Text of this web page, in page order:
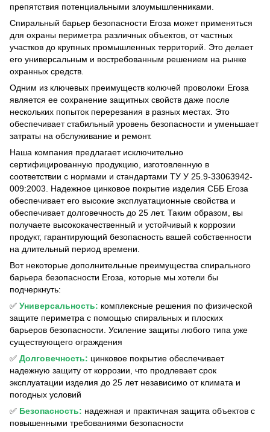
препятствия потенциальными злоумышленниками.
Спиральный барьер безопасности Егоза может применяться
для охраны периметра различных объектов, от частных
участков до крупных промышленных территорий. Это делает
его универсальным и востребованным решением на рынке
охранных средств.
Одним из ключевых преимуществ колючей проволоки Егоза
является ее сохранение защитных свойств даже после
нескольких попыток перерезания в разных местах. Это
обеспечивает стабильный уровень безопасности и уменьшает
затраты на обслуживание и ремонт.
Наша компания предлагает исключительно
сертифицированную продукцию, изготовленную в
соответствии с нормами и стандартами ТУ У 25.9-33063942-
009:2003. Надежное цинковое покрытие изделия СББ Егоза
обеспечивает его высокие эксплуатационные свойства и
обеспечивает долговечность до 25 лет. Таким образом, вы
получаете высококачественный и устойчивый к коррозии
продукт, гарантирующий безопасность вашей собственности
на длительный период времени.
Вот некоторые дополнительные преимущества спирального
барьера безопасности Егоза, которые мы хотели бы
подчеркнуть:
✅ Универсальность: комплексные решения по физической
защите периметра с помощью спиральных и плоских
барьеров безопасности. Усиление защиты любого типа уже
существующего ограждения
✅ Долговечность: цинковое покрытие обеспечивает
надежную защиту от коррозии, что продлевает срок
эксплуатации изделия до 25 лет независимо от климата и
погодных условий
✅ Безопасность: надежная и практичная защита объектов с
повышенными требованиями безопасности